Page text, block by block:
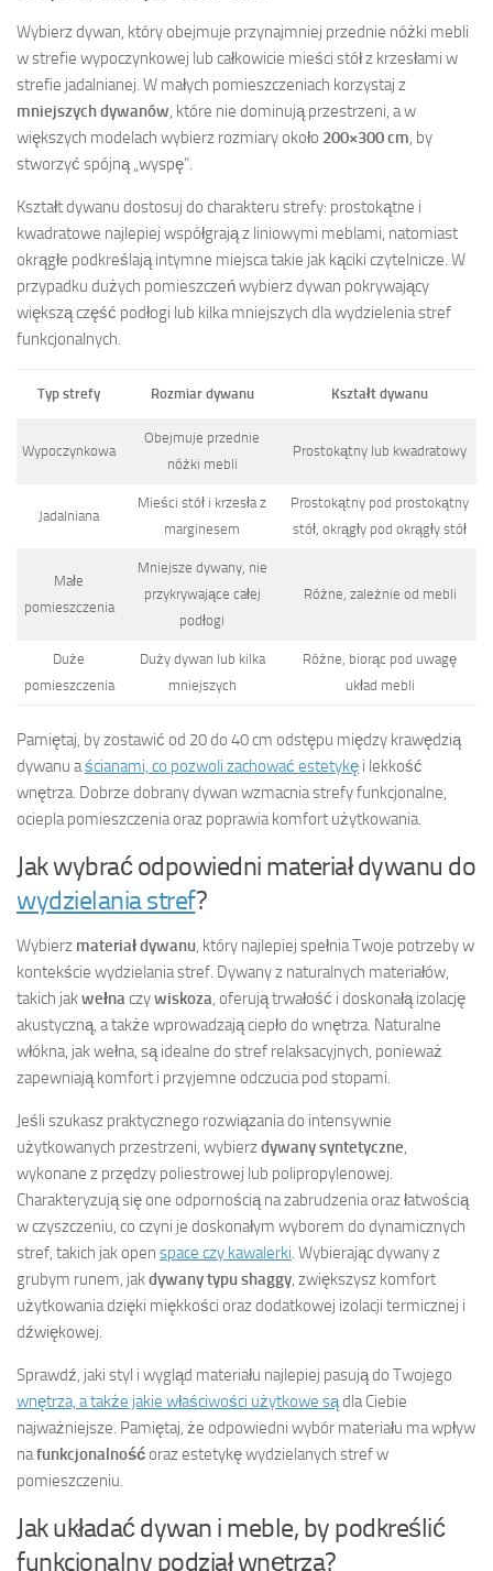
Wybierz dywan, który obejmuje przynajmniej przednie nóżki mebli
w strefie wypoczynkowej lub całkowicie mieści stół z krzesłami w
strefie jadalnianej. W małych pomieszczeniach korzystaj z
mniejszych dywanów , które nie dominują przestrzeni, a w
większych modelach wybierz rozmiary około 200×300 cm , by
stworzyć spójną „wyspę”.
Kształt dywanu dostosuj do charakteru strefy: prostokątne i
kwadratowe najlepiej współgrają z liniowymi meblami, natomiast
okrągłe podkreślają intymne miejsca takie jak kąciki czytelnicze. W
przypadku dużych pomieszczeń wybierz dywan pokrywający
większą część podłogi lub kilka mniejszych dla wydzielenia stref
funkcjonalnych.
Typ strefy Rozmiar dywanu Kształt dywanu
Wypoczynkowa
Obejmuje przednie
nóżki mebli
Prostokątny lub kwadratowy
Jadalniana
Mieści stół i krzesła z
marginesem
Prostokątny pod prostokątny
stół, okrągły pod okrągły stół
Małe
pomieszczenia
Mniejsze dywany, nie
przykrywające całej
podłogi
Różne, zależnie od mebli
Duże
pomieszczenia
Duży dywan lub kilka
mniejszych
Różne, biorąc pod uwagę
układ mebli
Pamiętaj, by zostawić od 20 do 40 cm odstępu między krawędzią
dywanu aścianami, co pozwoli zachować estetykę i lekkość
wnętrza. Dobrze dobrany dywan wzmacnia strefy funkcjonalne,
ociepla pomieszczenia oraz poprawia komfort użytkowania.
Jak wybrać odpowiedni materiał dywanu do
wydzielania stref?
Wybierz materiał dywanu, który najlepiej spełnia Twoje potrzeby w
kontekście wydzielania stref. Dywany z naturalnych materiałów,
takich jakwełnaczywiskoza, oferują trwałość i doskonałą izolację
akustyczną, a także wprowadzają ciepło do wnętrza. Naturalne
włókna, jak wełna, są idealne do stref relaksacyjnych, ponieważ
zapewniają komfort i przyjemne odczucia pod stopami.
Jeśli szukasz praktycznego rozwiązania do intensywnie
użytkowanych przestrzeni, wybierzdywany syntetyczne,
wykonane z przędzy poliestrowej lub polipropylenowej.
Charakteryzują się one odpornością na zabrudzenia oraz łatwością
w czyszczeniu, co czyni je doskonałym wyborem do dynamicznych
stref, takich jak open space czy kawalerki. Wybierając dywany z
grubym runem, jakdywany typu shaggy, zwiększysz komfort
użytkowania dzięki miękkości oraz dodatkowej izolacji termicznej i
dźwiękowej.
Sprawdź, jaki styl i wygląd materiału najlepiej pasują do Twojego
wnętrza, a także jakie właściwości użytkowe sądla Ciebie
najważniejsze. Pamiętaj, że odpowiedni wybór materiału ma wpływ
nafunkcjonalnośćoraz estetykę wydzielanych stref w
pomieszczeniu.
Jak układać dywan i meble, by podkreślić
funkcjonalny podział wnętrza?